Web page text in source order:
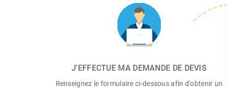
J'EFFECTUE MA DEMANDE DE DEVIS
Renseignez le formulaire ci-dessous afin d'obtenir un